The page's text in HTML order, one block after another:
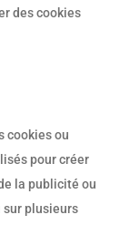
des cookies
cookies ou
pour créer
la publicité ou
sur plusieurs